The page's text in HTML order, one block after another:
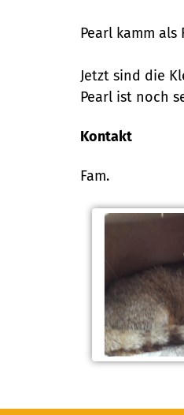
Pearl kamm
Jetzt sind die
Pearl ist noch
Kontakt
Fam.